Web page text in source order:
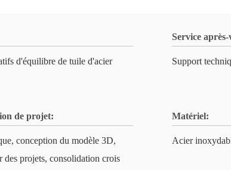
d'équilibre de tuile d'acier
Service après-
Support
de projet:
conception du modèle 3D,
des projets, consolidation crois
Matériel:
Acier